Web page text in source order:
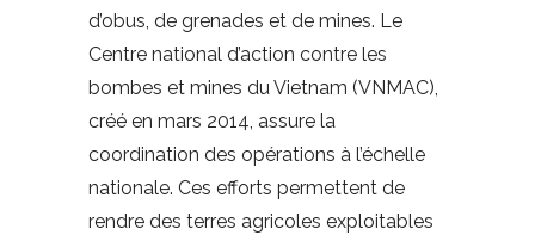
d’obus, de grenades et de mines. Le
Centre national d’action contre les
bombes et mines du Vietnam (VNMAC),
créé en mars 2014, assure la
coordination des opérations à l’échelle
nationale. Ces efforts permettent de
rendre des terres agricoles exploitables